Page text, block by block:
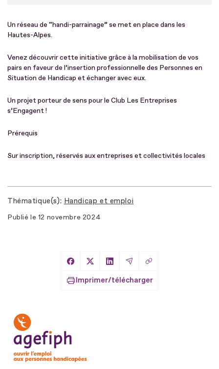
Un réseau de “handi-parrainage” se met en place dans les
Hautes-Alpes.
Venez découvrir cette initiative grâce à la mobilisation de vos
pairs en faveur de l’insertion professionnelle des Personnes en
Situation de Handicap et échanger avec eux.
Un projet porteur de sens pour le Club Les Entreprises
s’Engagent !
Prérequis
Sur inscription, réservés aux entreprises et collectivités locales
Thématique(s) Handicap et emploi
Publié le 12 novembre 2024
Partager sur Facebook
Partager sur X
Partager sur LinkedIn
Partager par Email
Copier le lien
Imprimer/télécharger